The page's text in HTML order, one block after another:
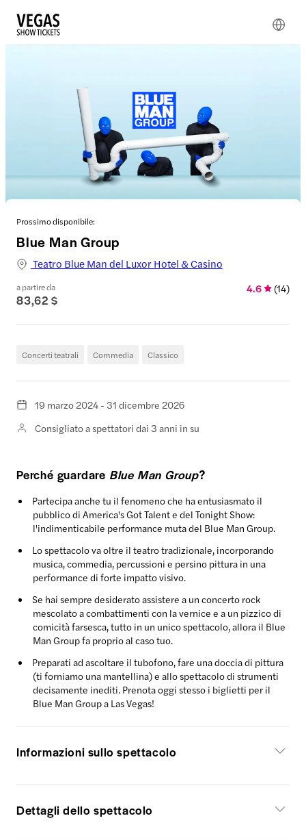
Prossimo disponibile:
Blue Man Group
Teatro Blue Man del Luxor Hotel & Casino
a partire da
83,62 $
4.6 (14)
Concerti teatrali Commedia Classico
19 marzo 2024 - 31 dicembre 2026
Consigliato a spettatori dai 3 anni in su
Perché guardare Blue Man Group?
Partecipa anche tu il fenomeno che ha entusiasmato il
pubblico di America's Got Talent e del Tonight Show:
l'indimenticabile performance muta del Blue Man Group.
Lo spettacolo va oltre il teatro tradizionale, incorporando
musica, commedia, percussioni e persino pittura in una
performance di forte impatto visivo.
Se hai sempre desiderato assistere a un concerto rock
mescolato a combattimenti con la vernice e a un pizzico di
comicità farsesca, tutto in un unico spettacolo, allora il Blue
Man Group fa proprio al caso tuo.
Preparati ad ascoltare il tubofono, fare una doccia di pittura
(ti forniamo una mantellina) e allo spettacolo di strumenti
decisamente inediti. Prenota oggi stesso i biglietti per il
Blue Man Group a Las Vegas!
Informazioni sullo spettacolo
Dettagli dello spettacolo